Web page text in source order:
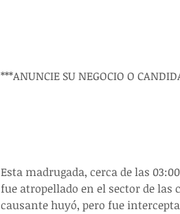
***ANUNCIE SU NEGOCIO O
Esta madrugada, cerca de las
fue atropellado en el sector de las
causante huyó, pero fue